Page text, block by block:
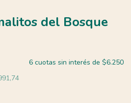
del Bosque
6 cuotas sin interés de $6.250